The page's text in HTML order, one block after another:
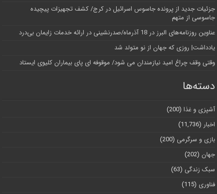
جزئیات جدید از پرونده جاسوس اسرائیل در کرج/‌ کشف تجهیزات پیچیده
جاسوسی از متهم
عناوین روزنامه‌های البرز در ‌18 آذرماه/صدرنشینی در ارائه خدمات زایمان بی‌درد
یادداشت| روزی که جهان از نو متولد شد
وقتی وقف چراغ امید نیازمندان می شود/ موقوفه ای پای بیماران کلیوی ایستاد
دسته‌ها
آشپزی و غذا (200)
اخبار (11,736)
بازی و سرگرمی (200)
جهان (202)
سبک زندگی (63)
فناوری (115)